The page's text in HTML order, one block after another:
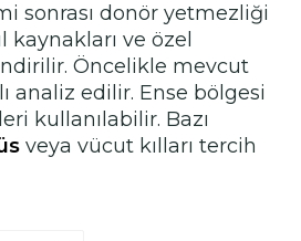
sonrası donör yetmezliği
kaynakları ve özel
Öncelikle mevcut
analiz edilir. Ense bölgesi
kullanılabilir. Bazı
veya vücut kılları tercih